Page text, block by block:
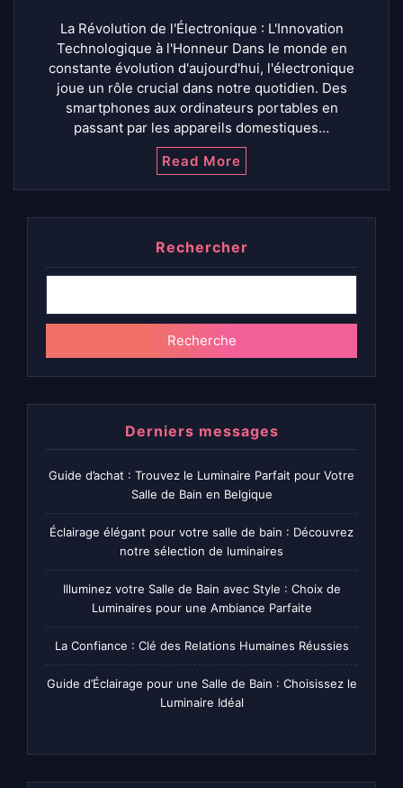
La Révolution de l'Électronique : L'Innovation
Technologique à l'Honneur Dans le monde en
constante évolution d'aujourd'hui, l'électronique
joue un rôle crucial dans notre quotidien. Des
smartphones aux ordinateurs portables en
passant par les appareils domestiques…
Read More
Rechercher
Recherche
Derniers messages
Guide d’achat : Trouvez le Luminaire Parfait pour Votre
Salle de Bain en Belgique
Éclairage élégant pour votre salle de bain : Découvrez
notre sélection de luminaires
Illuminez votre Salle de Bain avec Style : Choix de
Luminaires pour une Ambiance Parfaite
La Confiance : Clé des Relations Humaines Réussies
Guide d’Éclairage pour une Salle de Bain : Choisissez le
Luminaire Idéal